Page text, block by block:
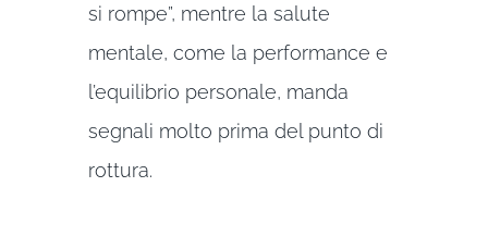
si rompe”, mentre la salute
mentale, come la performance e
l’equilibrio personale, manda
segnali molto prima del punto di
rottura.